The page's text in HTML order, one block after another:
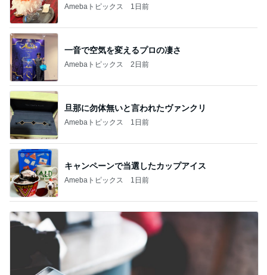
Amebaトピックス 1日前
一音で空気を変えるプロの凄さ
Amebaトピックス 2日前
旦那に勿体無いと言われたヴァンクリ
Amebaトピックス 1日前
キャンペーンで当選したカップアイス
Amebaトピックス 1日前